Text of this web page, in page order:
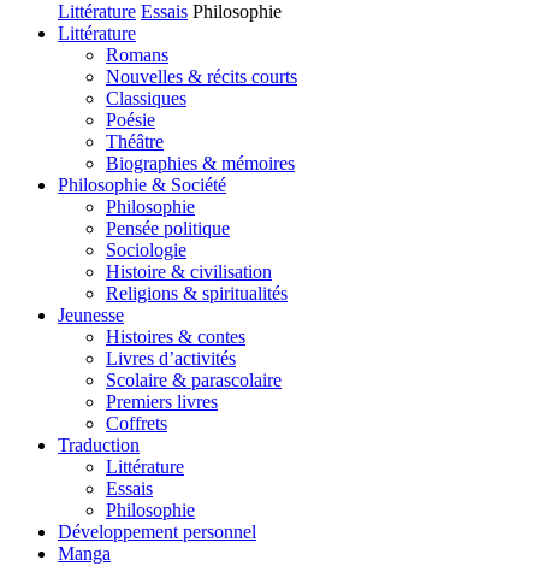
Littérature Essais Philosophie
Littérature
Romans
Nouvelles & récits courts
Classiques
Poésie
Théâtre
Biographies & mémoires
Philosophie & Société
Philosophie
Pensée politique
Sociologie
Histoire & civilisation
Religions & spiritualités
Jeunesse
Histoires & contes
Livres d’activités
Scolaire & parascolaire
Premiers livres
Coffrets
Traduction
Littérature
Essais
Philosophie
Développement personnel
Manga